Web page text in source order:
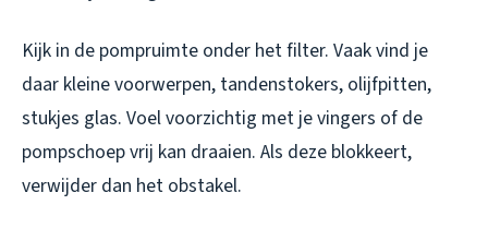
Kijk in de pompruimte onder het filter. Vaak vind je
daar kleine voorwerpen, tandenstokers, olijfpitten,
stukjes glas. Voel voorzichtig met je vingers of de
pompschoep vrij kan draaien. Als deze blokkeert,
verwijder dan het obstakel.